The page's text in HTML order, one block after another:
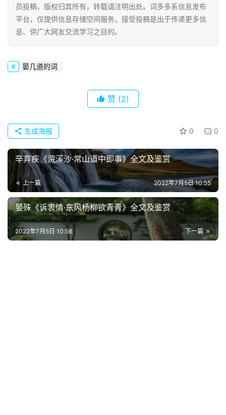
员投稿，版权归其所有，转载请注明出处。词多多系信息发布
平台，仅提供信息存储空间服务，接受投稿是出于传递更多信
息、供广大网友交流学习之目的。
晏几道的词
赞 (2)
0 0
生成海报
辛弃疾《浣溪沙·常山道中即事》全文及鉴赏
上一篇 2022年7月5日 10:55
晏殊《诉衷情·东风杨柳欲青青》全文及鉴赏
下一篇
2022年7月5日 10:58